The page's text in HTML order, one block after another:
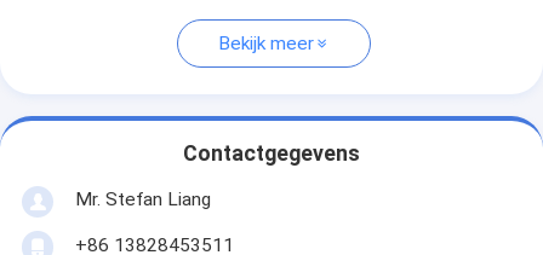
Bekijk meer
Contactgegevens
Mr. Stefan Liang
+86 13828453511